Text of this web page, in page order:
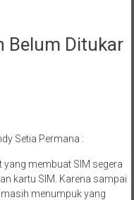
Belum Ditukar
Setia Permana :
membuat SIM segera
kartu SIM. Karena sampai
menumpuk yang